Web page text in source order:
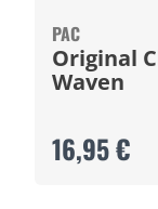
PAC
Original
Waven
16,95 €